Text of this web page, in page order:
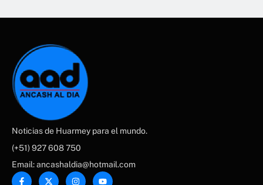
Noticias de Huarmey para el mundo.
(+51) 927 608 750
Email: ancashaldia@hotmail.com